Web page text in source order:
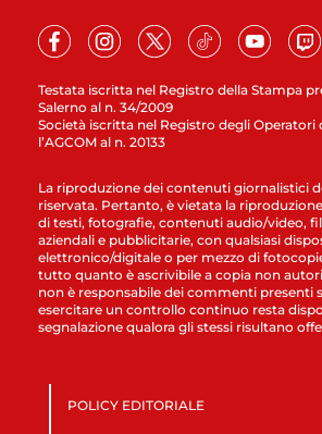
Testata iscritta nel Registro della Stampa
Salerno al n. 34/2009
Società iscritta nel Registro degli Operatori
l’AGCOM al n. 20133
La riproduzione dei contenuti giornalistici
riservata. Pertanto, è vietata la riproduzione
di testi, fotografie, contenuti audio/video,
aziendali e pubblicitarie, con qualsiasi
elettronico/digitale o per mezzo di
tutto quanto è ascrivibile a copia non
non è responsabile dei commenti presenti
esercitare un controllo continuo resta
segnalazione qualora gli stessi risultano
POLICY EDITORIALE